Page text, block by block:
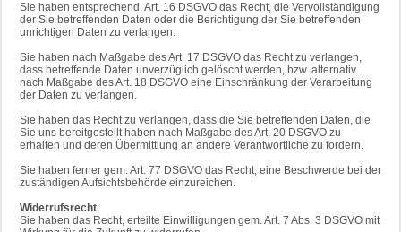
Sie haben entsprechend. Art. 16 DSGVO das Recht, die Vervollständigung
der Sie betreffenden Daten oder die Berichtigung der Sie betreffenden
unrichtigen Daten zu verlangen.
Sie haben nach Maßgabe des Art. 17 DSGVO das Recht zu verlangen,
dass betreffende Daten unverzüglich gelöscht werden, bzw. alternativ
nach Maßgabe des Art. 18 DSGVO eine Einschränkung der Verarbeitung
der Daten zu verlangen.
Sie haben das Recht zu verlangen, dass die Sie betreffenden Daten, die
Sie uns bereitgestellt haben nach Maßgabe des Art. 20 DSGVO zu
erhalten und deren Übermittlung an andere Verantwortliche zu fordern.
Sie haben ferner gem. Art. 77 DSGVO das Recht, eine Beschwerde bei der
zuständigen Aufsichtsbehörde einzureichen.
Widerrufsrecht
Sie haben das Recht, erteilte Einwilligungen gem. Art. 7 Abs. 3 DSGVO mit